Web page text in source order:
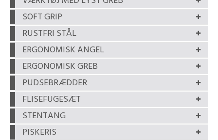
SOFT GRIP
RUSTFRI STÅL
ERGONOMISK ANGEL
ERGONOMISK GREB
PUDSEBRÆDDER
FLISEFUGESÆT
STENTANG
PISKERIS